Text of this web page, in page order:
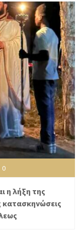
0
η λήξη της
κατασκηνώσεις